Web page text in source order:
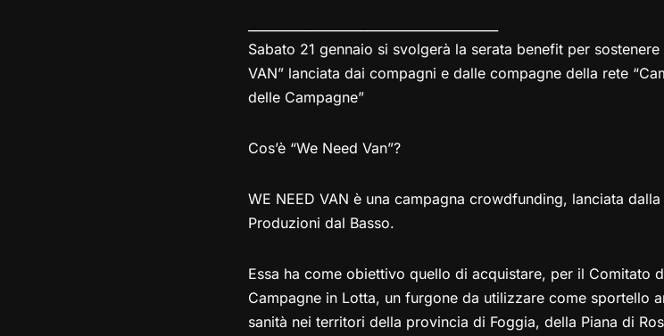
Sabato 21 gennaio si svolgerà la serata benefit per
VAN” lanciata dai compagni e dalle compagne della rete
delle Campagne”
Cos’è “We Need Van”?
WE NEED VAN è una campagna crowdfunding, lanciata
Produzioni dal Basso.
Essa ha come obiettivo quello di acquistare, per il Comitato
Campagne in Lotta, un furgone da utilizzare come sportello
sanità nei territori della provincia di Foggia, della Piana di